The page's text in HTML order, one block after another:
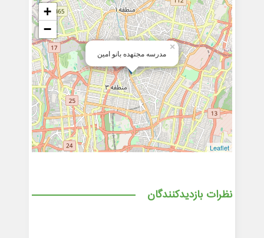
مدرسه مجتهده بانو امین
×
+
−
Leaflet
نظرات بازدیدکنندگان